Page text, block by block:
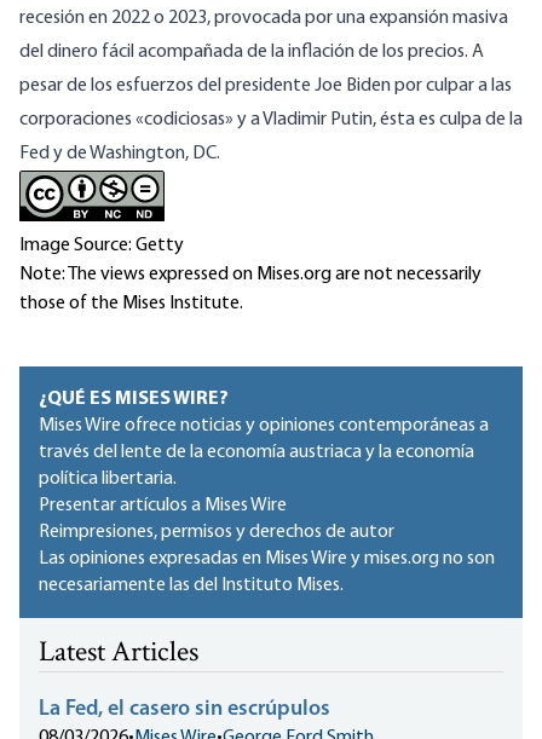
recesión en 2022 o 2023, provocada por una expansión masiva
del dinero fácil acompañada de la inflación de los precios. A
pesar de los esfuerzos del presidente Joe Biden por culpar a las
corporaciones «codiciosas» y a Vladimir Putin, ésta es culpa de la
Fed y de Washington, DC.
Image Source: Getty
Note: The views expressed on Mises.org are not necessarily
those of the Mises Institute.
¿QUÉ ES MISES WIRE?
Mises Wire ofrece noticias y opiniones contemporáneas a
través del lente de la economía austriaca y la economía
política libertaria.
Presentar artículos a Mises Wire
Reimpresiones, permisos y derechos de autor
Las opiniones expresadas en Mises Wire y mises.org no son
necesariamente las del Instituto Mises.
Latest Articles
La Fed, el casero sin escrúpulos